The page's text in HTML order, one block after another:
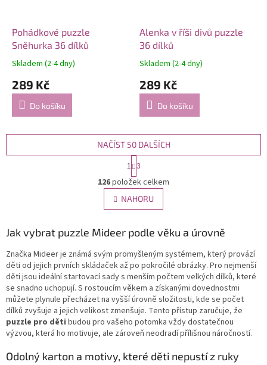
Pohádkové puzzle
Sněhurka 36 dílků
Skladem (2-4 dny)
289 Kč
Do košíku
Alenka v říši divů puzzle
36 dílků
Skladem (2-4 dny)
289 Kč
Do košíku
O
v
l
á
a
í
p
r
v
k
y
v
ý
i
NAČÍST 50 DALŠÍCH
t
r
á
n
k
v
n
í
1 3
126položek celkem
NAHORU
Jak vybrat puzzle Mideer podle věku a úrovně
Značka Mideer je známá svým promyšleným systémem, který provází
děti od jejich prvních skládaček až po pokročilé obrázky. Pro nejmenší
děti jsou ideální startovací sady s menším počtem velkých dílků, které
se snadno uchopují. S rostoucím věkem a získanými dovednostmi
můžete plynule přecházet na vyšší úrovně složitosti, kde se počet
dílků zvyšuje a jejich velikost zmenšuje. Tento přístup zaručuje, že
puzzle pro děti budou pro vašeho potomka vždy dostatečnou
výzvou, která ho motivuje, ale zároveň neodradí přílišnou náročností.
Odolný karton a motivy, které děti nepustí z ruky